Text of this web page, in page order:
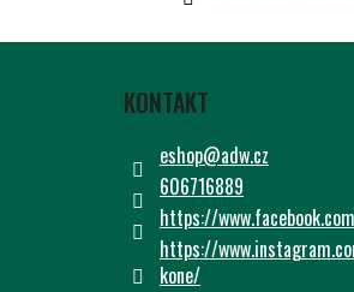
Z
KONTAKT
eshop@adw.cz
606716889
https://
https://
kone/